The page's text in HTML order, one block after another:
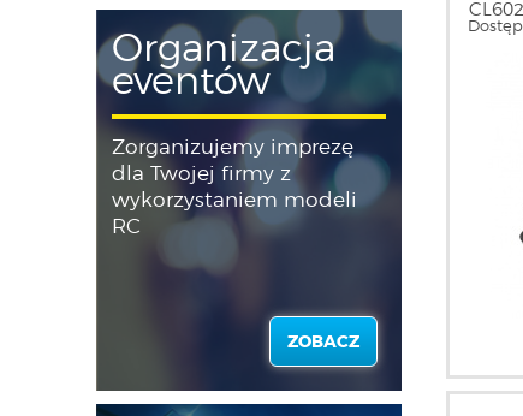
Organizacja
eventów
Zorganizujemy imprezę
dla Twojej firmy z
wykorzystaniem modeli
RC
ZOBACZ